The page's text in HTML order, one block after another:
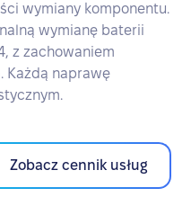
wymiany komponentu.
wymianę baterii
z zachowaniem
Każdą naprawę
Zobacz cennik usług